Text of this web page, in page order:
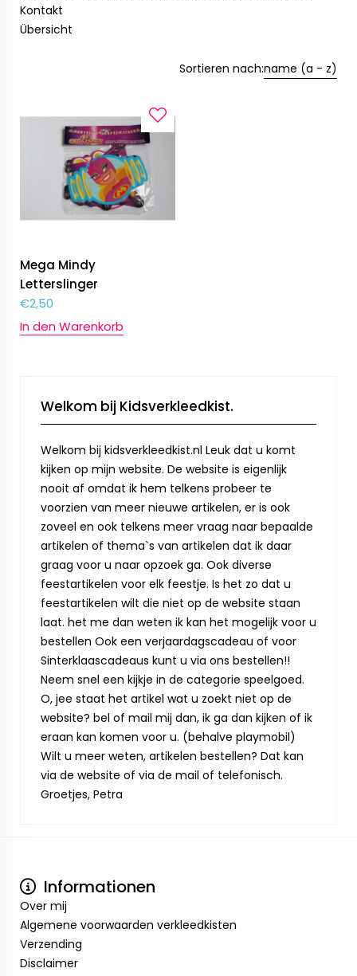
Kontakt
Übersicht
Sortieren nach:name (a - z)
Mega Mindy
Letterslinger
€2,50
In den Warenkorb
Welkom bij Kidsverkleedkist.
Welkom bij kidsverkleedkist.nl Leuk dat u komt
kijken op mijn website. De website is eigenlijk
nooit af omdat ik hem telkens probeer te
voorzien van meer nieuwe artikelen, er is ook
zoveel en ook telkens meer vraag naar bepaalde
artikelen of thema`s van artikelen dat ik daar
graag voor u naar opzoek ga. Ook diverse
feestartikelen voor elk feestje. Is het zo dat u
feestartikelen wilt die niet op de website staan
laat. het me dan weten ik kan het mogelijk voor u
bestellen Ook een verjaardagscadeau of voor
Sinterklaascadeaus kunt u via ons bestellen!!
Neem snel een kijkje in de categorie speelgoed.
O, jee staat het artikel wat u zoekt niet op de
website? bel of mail mij dan, ik ga dan kijken of ik
eraan kan komen voor u. (behalve playmobil)
Wilt u meer weten, artikelen bestellen? Dat kan
via de website of via de mail of telefonisch.
Groetjes, Petra
Informationen
Over mij
Algemene voorwaarden verkleedkisten
Verzending
Disclaimer